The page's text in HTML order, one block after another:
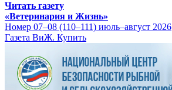
Читать газету
«Ветеринария и Жизнь»
Номер 07–08 (110–111) июль–август 2026
Газета ВиЖ. Купить